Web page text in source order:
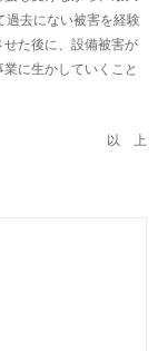
過去にない被害を経験
た後に、設備被害が
に生かしていくこと
以 上